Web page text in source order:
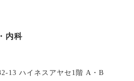
内科
13 ハイネスアヤセ1階 A・B